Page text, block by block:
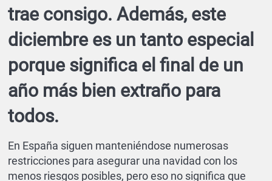
trae consigo. Además, este
diciembre es un tanto especial
porque significa el final de un
año más bien extraño para
todos.
En España siguen manteniéndose numerosas
restricciones para asegurar una navidad con los
menos riesgos posibles, pero eso no significa que